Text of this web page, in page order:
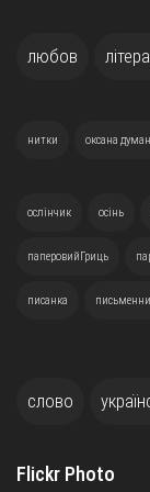
любов
нитки оксана
ослінчик осінь
паперовийГриць
писанка
слово
Flickr Photo